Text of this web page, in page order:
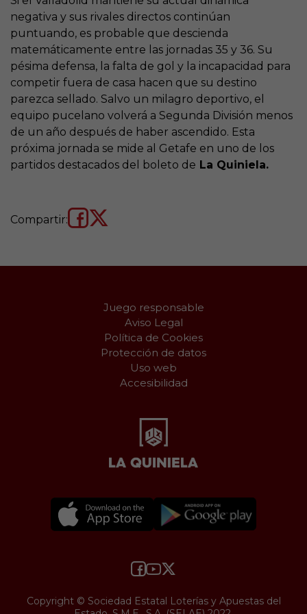
negativa y sus rivales directos continúan
puntuando, es probable que descienda
matemáticamente entre las jornadas 35 y 36. Su
pésima defensa, la falta de gol y la incapacidad para
competir fuera de casa hacen que su destino
parezca sellado. Salvo un milagro deportivo, el
equipo pucelano volverá a Segunda División menos
de un año después de haber ascendido. Esta
próxima jornada se mide al Getafe en uno de los
partidos destacados del boleto de La Quiniela.
Compartir:
Juego responsable
Aviso Legal
Política de Cookies
Protección de datos
Uso web
Accesibilidad
Copyright © Sociedad Estatal Loterías y Apuestas del